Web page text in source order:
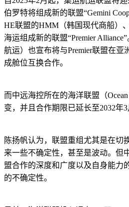
伯罗特将组成新的联盟“Gemini
HE联盟的HMM（韩国现代商船）
海运组成新的联盟“Premier
航运）也宣布将与Premier联盟在
成舱位互换合作。
而中远海控所在的海洋联盟（
变，并且合作期限已延长至2032年3
陈扬帆认为，联盟重组尤其是在切
来一些不确定性，甚至是波动。但
盟合作的深度和广度以及自身能力
的不确定性。